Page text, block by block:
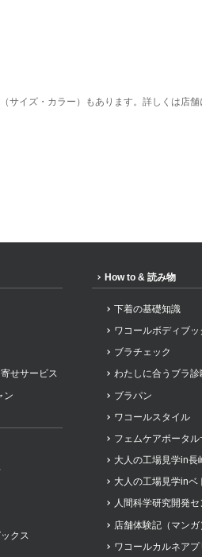
イズ・カラー）もあります。詳しくは店
せサービス
ン
クス
How to & 読み物
下着の基礎知識
ワコールボディブッ
ブラチェック
わたしに合うブラ診
ブラパン
ワコールスタイル
フェムケアポータル
大人の工場見学in長
大人の工場見学inベ
人間科学研究開発
店舗体験記（マンガ
ワコールカルネアプ